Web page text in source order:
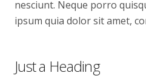
nesciunt. Neque porro
ipsum quia dolor sit amet,
Just a Heading